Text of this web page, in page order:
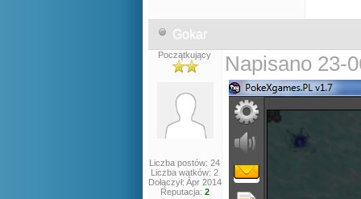
Gokar
Początkujący
Liczba postów: 24
Liczba wątków: 2
Dołączył: Apr 2014
Reputacja: 2
Napisano 23-